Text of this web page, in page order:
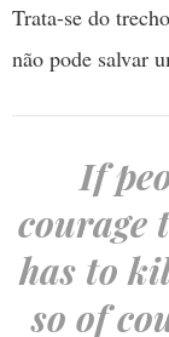
Trata-se do
não pode salvar
If
courage
has to
so of